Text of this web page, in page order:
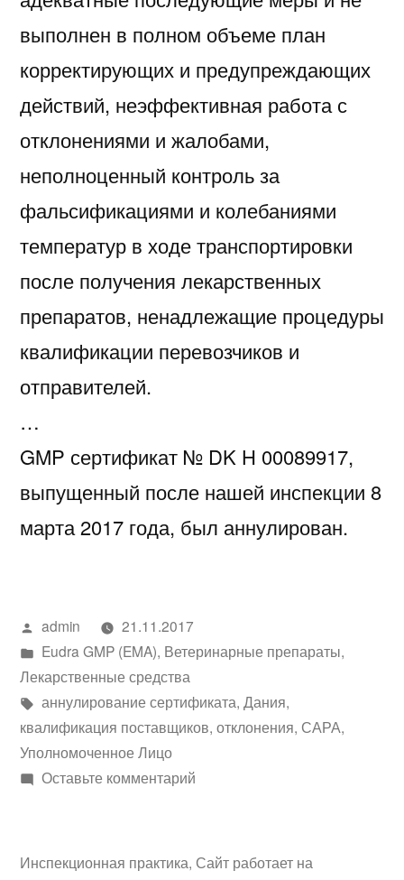
выполнен в полном объеме план
корректирующих и предупреждающих
действий, неэффективная работа с
отклонениями и жалобами,
неполноценный контроль за
фальсификациями и колебаниями
температур в ходе транспортировки
после получения лекарственных
препаратов, ненадлежащие процедуры
квалификации перевозчиков и
отправителей.
…
GMP сертификат № DK H 00089917,
выпущенный после нашей инспекции 8
марта 2017 года, был аннулирован.
Написано
автором
admin
21.11.2017
Написано
в
Eudra GMP (EMA), Ветеринарные препараты,
Лекарственные средства
Метки:
аннулирование сертификата, Дания,
квалификация поставщиков, отклонения, САРА,
Уполномоченное Лицо
Оставьте комментарийк
нарушении
Инспекционная практика, Сайт работает на